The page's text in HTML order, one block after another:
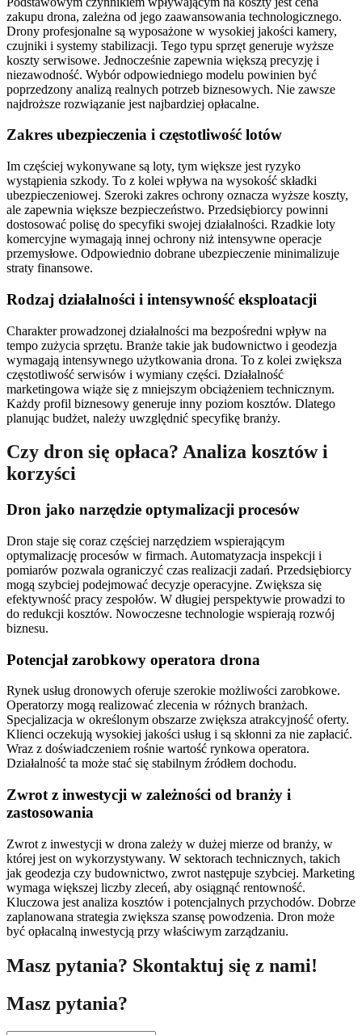
zakupu drona, zależna od jego zaawansowania technologicznego.
Drony profesjonalne są wyposażone w wysokiej jakości kamery,
czujniki i systemy stabilizacji. Tego typu sprzęt generuje wyższe
koszty serwisowe. Jednocześnie zapewnia większą precyzję i
niezawodność. Wybór odpowiedniego modelu powinien być
poprzedzony analizą realnych potrzeb biznesowych. Nie zawsze
najdroższe rozwiązanie jest najbardziej opłacalne.
Zakres ubezpieczenia i częstotliwość lotów
Im częściej wykonywane są loty, tym większe jest ryzyko
wystąpienia szkody. To z kolei wpływa na wysokość składki
ubezpieczeniowej. Szeroki zakres ochrony oznacza wyższe koszty,
ale zapewnia większe bezpieczeństwo. Przedsiębiorcy powinni
dostosować polisę do specyfiki swojej działalności. Rzadkie loty
komercyjne wymagają innej ochrony niż intensywne operacje
przemysłowe. Odpowiednio dobrane ubezpieczenie minimalizuje
straty finansowe.
Rodzaj działalności i intensywność eksploatacji
Charakter prowadzonej działalności ma bezpośredni wpływ na
tempo zużycia sprzętu. Branże takie jak budownictwo i geodezja
wymagają intensywnego użytkowania drona. To z kolei zwiększa
częstotliwość serwisów i wymiany części. Działalność
marketingowa wiąże się z mniejszym obciążeniem technicznym.
Każdy profil biznesowy generuje inny poziom kosztów. Dlatego
planując budżet, należy uwzględnić specyfikę branży.
Czy dron się opłaca? Analiza kosztów i
korzyści
Dron jako narzędzie optymalizacji procesów
Dron staje się coraz częściej narzędziem wspierającym
optymalizację procesów w firmach. Automatyzacja inspekcji i
pomiarów pozwala ograniczyć czas realizacji zadań. Przedsiębiorcy
mogą szybciej podejmować decyzje operacyjne. Zwiększa się
efektywność pracy zespołów. W długiej perspektywie prowadzi to
do redukcji kosztów. Nowoczesne technologie wspierają rozwój
biznesu.
Potencjał zarobkowy operatora drona
Rynek usług dronowych oferuje szerokie możliwości zarobkowe.
Operatorzy mogą realizować zlecenia w różnych branżach.
Specjalizacja w określonym obszarze zwiększa atrakcyjność oferty.
Klienci oczekują wysokiej jakości usług i są skłonni za nie zapłacić.
Wraz z doświadczeniem rośnie wartość rynkowa operatora.
Działalność ta może stać się stabilnym źródłem dochodu.
Zwrot z inwestycji w zależności od branży i
zastosowania
Zwrot z inwestycji w drona zależy w dużej mierze od branży, w
której jest on wykorzystywany. W sektorach technicznych, takich
jak geodezja czy budownictwo, zwrot następuje szybciej. Marketing
wymaga większej liczby zleceń, aby osiągnąć rentowność.
Kluczowa jest analiza kosztów i potencjalnych przychodów. Dobrze
zaplanowana strategia zwiększa szansę powodzenia. Dron może
być opłacalną inwestycją przy właściwym zarządzaniu.
Masz pytania? Skontaktuj się z nami!
Masz pytania?